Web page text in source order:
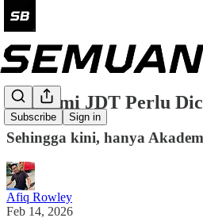
Subscribe Sign in
Akademi JDT Perlu
Sehingga kini, hanya
Afiq Rowley
Feb 14, 2026